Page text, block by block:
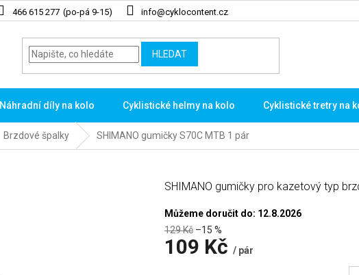
466 615 277 info@cyklocontent.cz
HLEDAT
Náhradní díly na kolo Cyklistické helmy na kolo Cyklistické tretry na
Brzdové špalky SHIMANO gumičky S70C MTB 1 pár
129 Kč –15 %
109 Kč / pár
Můžeme doručit do: 12.8.2026
SHIMANO gumičky pro kazetový typ